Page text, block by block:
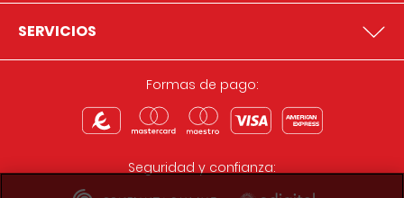
SERVICIOS
Formas de pago:
Seguridad y confianza: